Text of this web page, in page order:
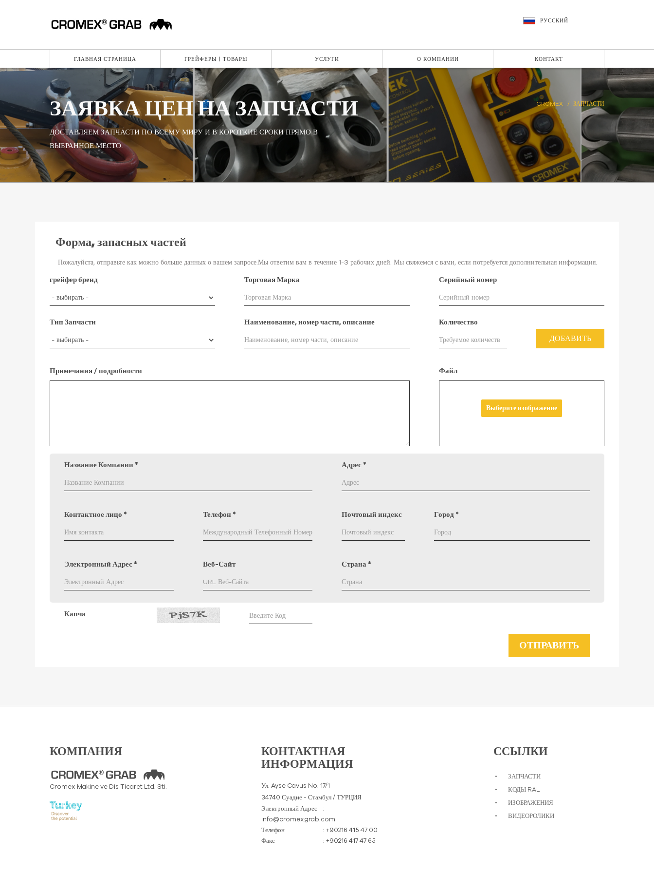
ГЛАВНАЯ СТРАНИЦА ГРЕЙФЕРЫ | ТОВАРЫ УСЛУГИ О КОМПАНИИ КОНТАКТ
РУССКИЙ
ЗАЯВКА ЦЕН НА ЗАПЧАСТИ
ДОСТАВЛЯЕМ ЗАПЧАСТИ ПО ВСЕМУ МИРУ И В КОРОТКИЕ СРОКИ ПРЯМО В
ВЫБРАННОЕ МЕСТО.
CROMEX ЗАПЧАСТИ
Форма, запасных частей
Пожалуйста, отправьте как можно больше данных о вашем запросе.Мы ответим вам в течение 1-3 рабочих дней. Мы свяжемся с вами, если потребуется дополнительная информация.
грейфер бренд Торговая Марка Серийный номер
Тип Запчасти Наименование, номер части, описание Количество
ДОБАВИТЬ
Примечания / подробности Файл
Выберите изображение
Название Компании * Адрес *
Контактное лицо * Телефон * Почтовый индекс Город *
Электронный Адрес * Веб-Сайт Страна *
Капча
ОТПРАВИТЬ
КОМПАНИЯ
Cromex Makine ve Dis Ticaret Ltd. Sti.
КОНТАКТНАЯ
ИНФОРМАЦИЯ
Ул. Ayse Cavus No: 17/1
34740 Суадие - Стамбул / ТУРЦИЯ
Электронный Адрес
:
info@cromexgrab.com
Телефон
: +90216 415 47 00
Факс
: +90216 417 47 65
ССЫЛКИ
ЗАПЧАСТИ
КОДЫ RAL
ИЗОБРАЖЕНИЯ
ВИДЕОРОЛИКИ